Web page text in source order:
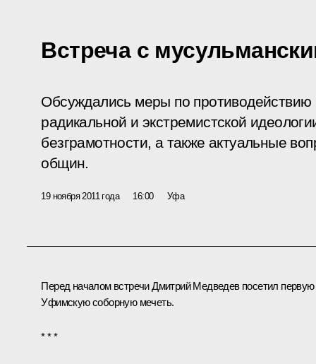
Встреча с
Обсуждались меры по
радикальной и экстремистской
безграмотности, а также актуальные
общин.
19 ноября 2011 года 16:00 Уфа
Перед началом встречи Дмитрий Медведев посетил первую
Уфимскую соборную мечеть.
* * *